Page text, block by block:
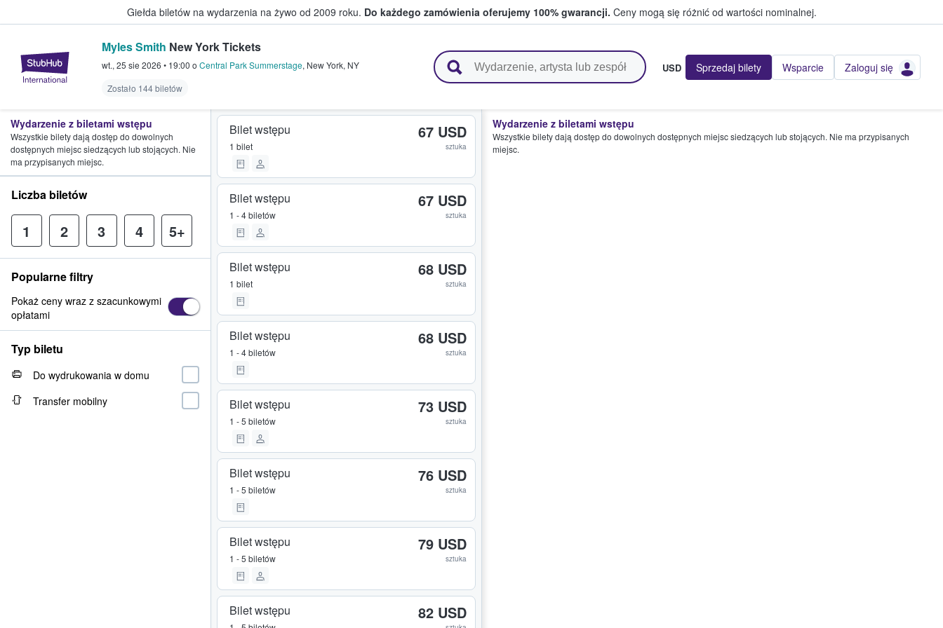
Giełda biletów na wydarzenia na żywo od 2009 roku. Do każdego zamówienia oferujemy 100% gwarancji. Ceny mogą się różnić od wartości nominalnej.
StubHub — miejsce, w którym fani i kibice kupują i sprzedają bilety
Myles Smith New York Tickets
wt., 25 sie 2026 • 19:00 o Central Park Summerstage, New York, NY
Zostało 144 biletów
USD Sprzedaj bilety Wsparcie Zaloguj się
Bilet wstępu
1 bilet
67 USD
sztuka
Bilet wstępu
1 - 4 biletów
67 USD
sztuka
Bilet wstępu
1 bilet
68 USD
sztuka
Bilet wstępu
1 - 4 biletów
68 USD
sztuka
Bilet wstępu
1 - 5 biletów
73 USD
sztuka
Bilet wstępu
1 - 5 biletów
76 USD
sztuka
Bilet wstępu
1 - 5 biletów
79 USD
sztuka
Bilet wstępu 82 USD
Wydarzenie z biletami wstępu
Wszystkie bilety dają dostęp do dowolnych dostępnych miejsc siedzących lub stojących. Nie ma przypisanych
miejsc.
Wydarzenie z biletami wstępu
Wszystkie bilety dają dostęp do dowolnych
dostępnych miejsc siedzących lub stojących. Nie
ma przypisanych miejsc.
Liczba biletów
1 2 3 4 5+
Popularne filtry
Pokaż ceny wraz z szacunkowymi
opłatami
Typ biletu
Do wydrukowania w domu
Transfer mobilny